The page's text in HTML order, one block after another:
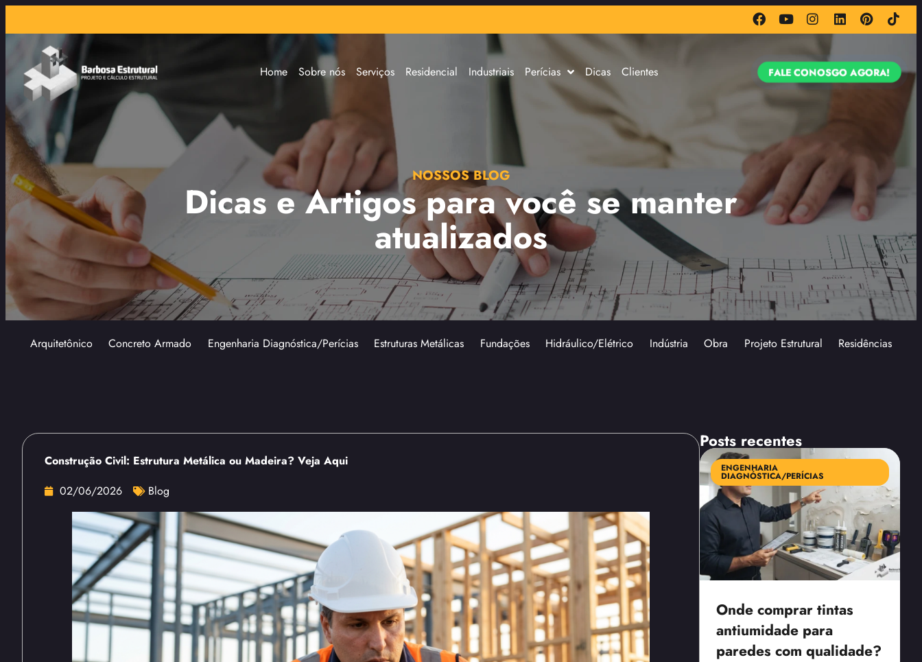
Home Sobre nós Serviços Residencial Industriais Perícias Dicas Clientes FALE CONOSGO AGORA!
NOSSOS BLOG
Dicas e Artigos para você se manter
atualizados
Arquitetônico Concreto Armado Engenharia Diagnóstica/Perícias Estruturas Metálicas Fundações Hidráulico/Elétrico Indústria Obra Projeto Estrutural Residências
Construção Civil: Estrutura Metálica ou Madeira? Veja Aqui
02/06/2026
Blog
Posts recentes
ENGENHARIA
DIAGNÓSTICA/PERÍCIAS
Onde comprar tintas
antiumidade para
paredes com qualidade?